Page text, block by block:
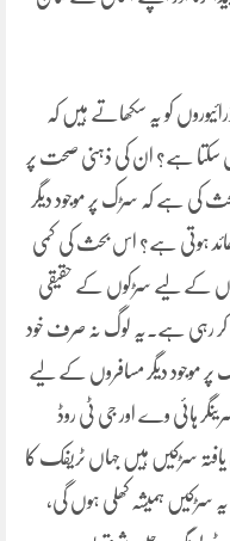
کو یہ سکھاتے ہیں کہ
سکتا ہے؟ ان کی ذہنی صحت پر
کی ہے کہ سڑک پر موجود دیگر
عائد ہوتی ہے؟ اس بحث کی کمی
کے لیے سڑکوں کے حقیقی
رہی ہے۔یہ لوگ نہ صرف خود
پر موجود دیگر مسافروں کے لیے
ہائی وے اور جی ٹی روڈ
یافتہ سڑکیں ہیں جہاں ٹریفک کا
سڑکیں ہمیشہ کھلی ہوں گی،